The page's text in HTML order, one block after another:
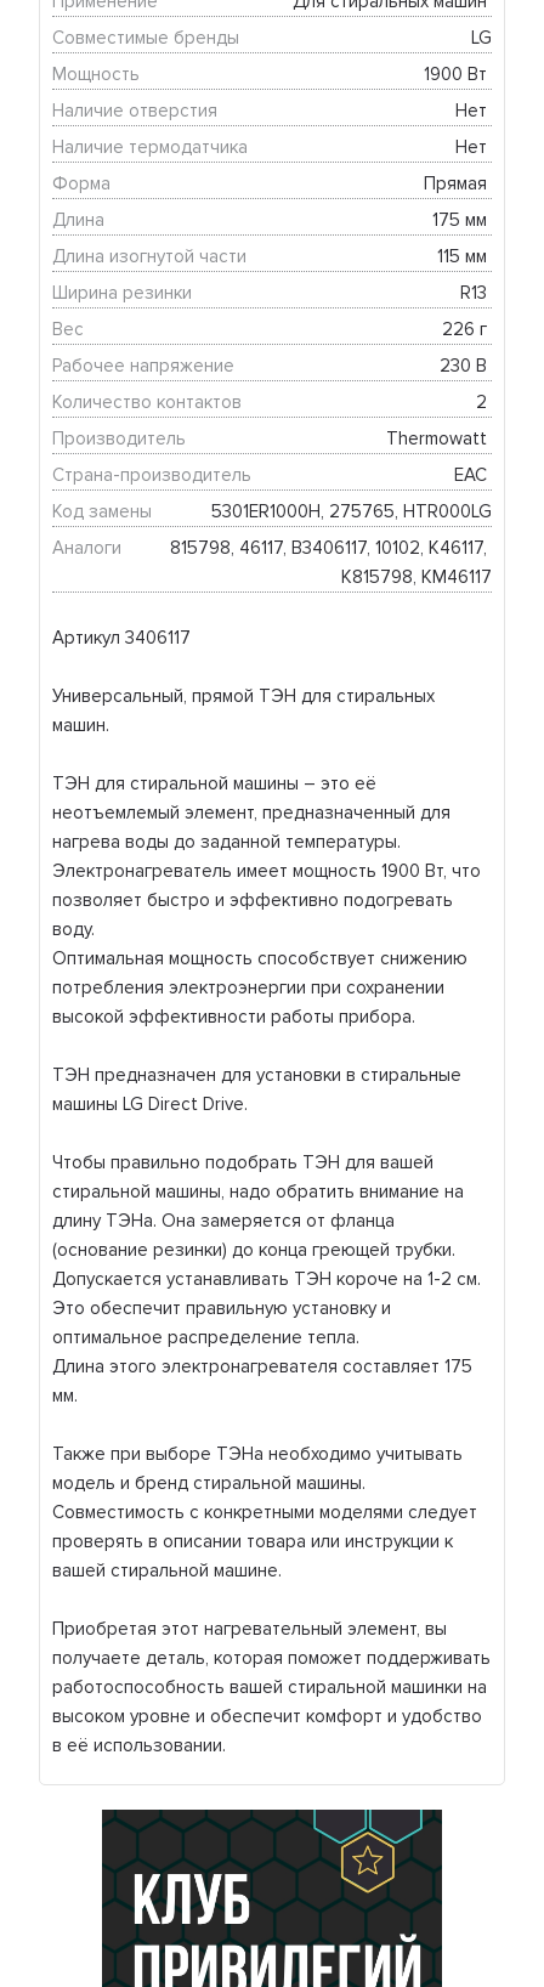
Артикул 3406117
Универсальный, прямой ТЭН для стиральных
машин.
ТЭН для стиральной машины – это её
неотъемлемый элемент, предназначенный для
нагрева воды до заданной температуры.
Электронагреватель имеет мощность 1900 Вт, что
позволяет быстро и эффективно подогревать
воду.
Оптимальная мощность способствует снижению
потребления электроэнергии при сохранении
высокой эффективности работы прибора.
ТЭН предназначен для установки в стиральные
машины LG Direct Drive.
Чтобы правильно подобрать ТЭН для вашей
стиральной машины, надо обратить внимание на
длину ТЭНа. Она замеряется от фланца
(основание резинки) до конца греющей трубки.
Допускается устанавливать ТЭН короче на 1-2 см.
Это обеспечит правильную установку и
оптимальное распределение тепла.
Длина этого электронагревателя составляет 175
мм.
Также при выборе ТЭНа необходимо учитывать
модель и бренд стиральной машины.
Совместимость с конкретными моделями следует
проверять в описании товара или инструкции к
вашей стиральной машине.
Приобретая этот нагревательный элемент, вы
получаете деталь, которая поможет поддерживать
работоспособность вашей стиральной машинки на
высоком уровне и обеспечит комфорт и удобство
в её использовании.
Совместимые бренды
LG
Мощность
1900 Вт
Наличие отверстия
Нет
Наличие термодатчика
Нет
Форма
Прямая
Длина
175 мм
Длина изогнутой части
115 мм
Ширина резинки
R13
Вес
226 г
Рабочее напряжение
230 В
Количество контактов
2
Производитель
Thermowatt
Страна-производитель
EAC
Код замены
5301ER1000H, 275765, HTR000LG
Аналоги
815798, 46117, B3406117, 10102, K46117,
K815798, KM46117